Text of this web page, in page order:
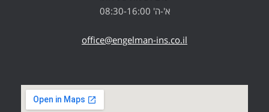
א'-ה' 08:30-16:00
office@engelman-ins.co.il